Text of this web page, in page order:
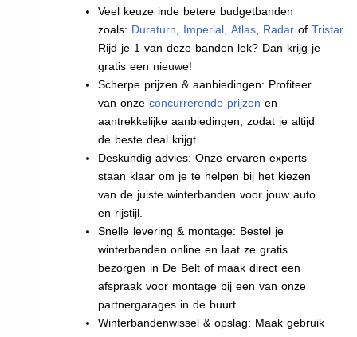
Veel keuze inde betere budgetbanden
zoals: Duraturn Imperial Atlas Radar ofTristar.
Rijd je 1 van deze banden lek? Dan krijg je
gratis een nieuwe!
Scherpe prijzen & aanbiedingen: Profiteer
van onzeconcurrerende prijzen en
aantrekkelijke aanbiedingen, zodat je altijd
de beste deal krijgt.
Deskundig advies: Onze ervaren experts
staan klaar om je te helpen bij het kiezen
van de juiste winterbanden voor jouw auto
en rijstijl.
Snelle levering & montage: Bestel je
winterbanden online en laat ze gratis
bezorgen in De Belt of maak direct een
afspraak voor montage bij een van onze
partnergarages in de buurt.
Winterbandenwissel & opslag: Maak gebruik